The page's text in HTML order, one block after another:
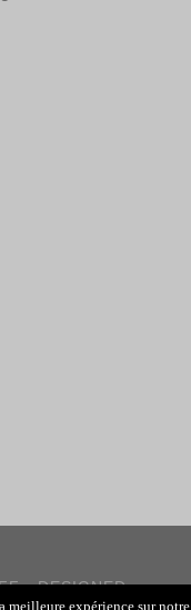
- DESIGNED
meilleure expérience sur notre